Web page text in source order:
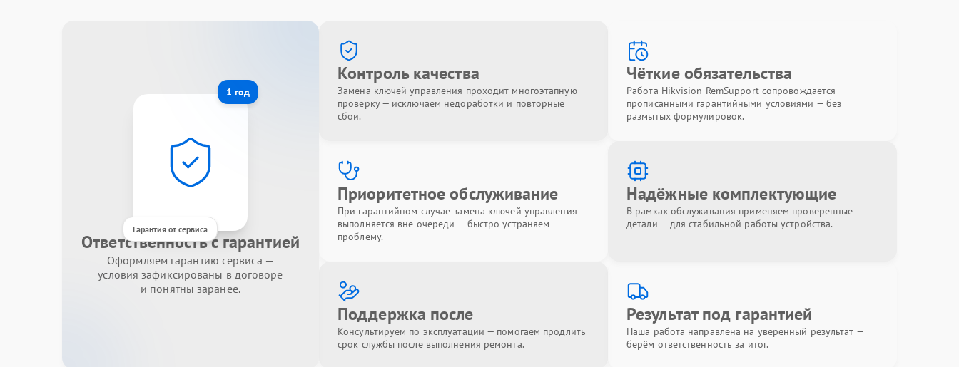
1 год
Гарантия от сервиса
Ответственность с гарантией
Оформляем гарантию сервиса —
условия зафиксированы в договоре
и понятны заранее.
Контроль качества
Замена ключей управления проходит многоэтапную
проверку — исключаем недоработки и повторные
сбои.
Чёткие обязательства
Работа Hikvision RemSupport сопровождается
прописанными гарантийными условиями — без
размытых формулировок.
Приоритетное обслуживание
При гарантийном случае замена ключей управления
выполняется вне очереди — быстро устраняем
проблему.
Надёжные комплектующие
В рамках обслуживания применяем проверенные
детали — для стабильной работы устройства.
Поддержка после
Консультируем по эксплуатации — помогаем продлить
срок службы после выполнения ремонта.
Результат под гарантией
Наша работа направлена на уверенный результат —
берём ответственность за итог.